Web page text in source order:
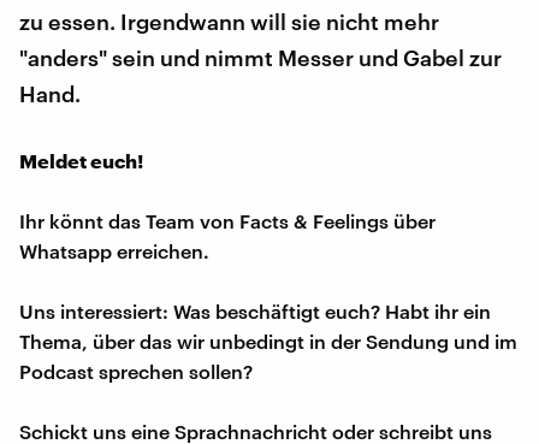
zu essen. Irgendwann will sie nicht mehr
"anders" sein und nimmt Messer und Gabel zur
Hand.
Meldet euch!
Ihr könnt das Team von Facts & Feelings über
Whatsapp erreichen.
Uns interessiert: Was beschäftigt euch? Habt ihr ein
Thema, über das wir unbedingt in der Sendung und im
Podcast sprechen sollen?
Schickt uns eine Sprachnachricht oder schreibt uns